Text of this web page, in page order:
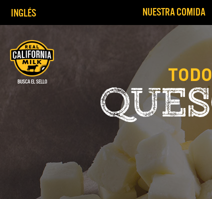
BUSCA EL SELLO
INGLÉS NUESTRA COMIDA